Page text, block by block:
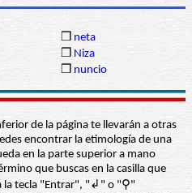
❒ neta
❒ Niza
❒ nuncio
de la página te llevarán a otras
encontrar la etimología de una
en la parte superior a mano
que buscas en la casilla que
la tecla "Entrar", "↲" o "⚲"